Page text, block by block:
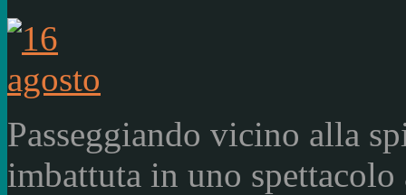
Passeggiando vicino alla
imbattuta in uno spettacolo